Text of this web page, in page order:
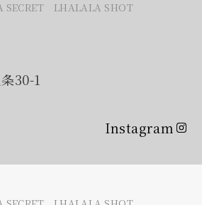
SECRET LHALALA SHOT
30-1
Instagram